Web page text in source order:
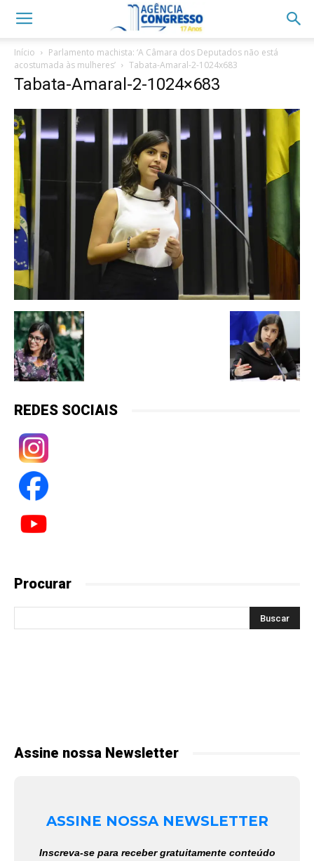
Início
Parlamento machista: ‘A Câmara dos Deputados não está
acostumada às mulheres’
Tabata-Amaral-2-1024x683
Tabata-Amaral-2-1024×683
REDES SOCIAIS
Procurar
Assine nossa Newsletter
ASSINE NOSSA NEWSLETTER
Inscreva-se para receber gratuitamente conteúdo